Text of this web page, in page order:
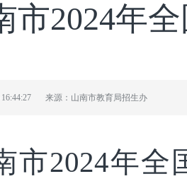
市2024年
来源：山南市教育局招生办
市2024年全